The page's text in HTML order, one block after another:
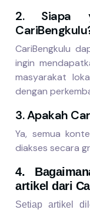
2. Siapa
CariBengkulu
ingin
masyarakat
dengan
3. Apakah
Ya, semua
diakses secara
4.
artikel dari
Setiap artikel